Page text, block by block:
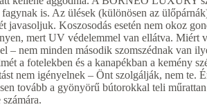
is. Az ülések (különösen az
javasoljuk. Koszosodás esetén nem okoz
mert UV védelemmel van ellátva. Miért
– nem minden második szomszédnak van
a fotelekben és a kanapékban a kemény
nem igényelnek – Önt szolgálják, nem te.
tovább a gyönyörű bútorokkal teli